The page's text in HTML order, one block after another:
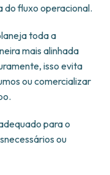
do fluxo operacional.
toda a
mais alinhada
isso evita
ou comercializar
para o
ou